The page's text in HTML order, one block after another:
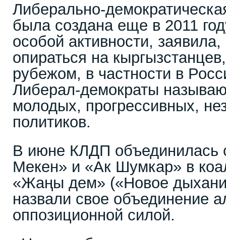
Либерально-
была создана еще в 2011
особой активности,
опираться на
рубежом, в частности в
Либерал-демократы
молодых, прогрессивных,
политиков.
В июне КЛДП объединилась
Мекен» и «Ак Шумкар» в
«Жаңы дем» («Новое
назвали свое объединение
оппозиционной силой.